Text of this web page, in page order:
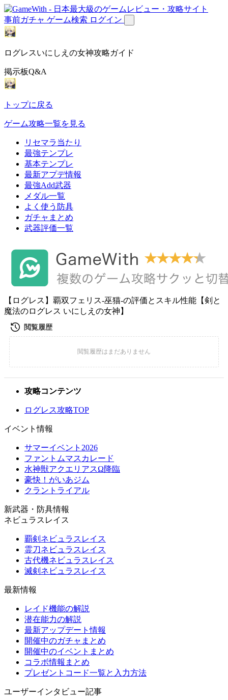
事前ガチャ ゲーム検索 ログイン
ログレスいにしえの女神攻略ガイド
掲示板Q&A
トップに戻る
ゲーム攻略一覧を見る
リセマラ当たり
最強テンプレ
基本テンプレ
最新アプデ情報
最強Add武器
メダル一覧
よく使う防具
ガチャまとめ
武器評価一覧
【ログレス】覇双フェリス-巫猫-の評価とスキル性能【剣と
魔法のログレス いにしえの女神】
攻略コンテンツ
ログレス攻略TOP
イベント情報
サマーイベント2026
ファントムマスカレード
水神獣アクエリアスΩ降臨
豪快！がいあジム
クラントライアル
新武器・防具情報
ネビュラスレイス
覇剣ネビュラスレイス
霊刀ネビュラスレイス
古代機ネビュラスレイス
滅剣ネビュラスレイス
最新情報
レイド機能の解説
潜在能力の解説
最新アップデート情報
開催中のガチャまとめ
開催中のイベントまとめ
コラボ情報まとめ
プレゼントコード一覧と入力方法
ユーザーインタビュー記事